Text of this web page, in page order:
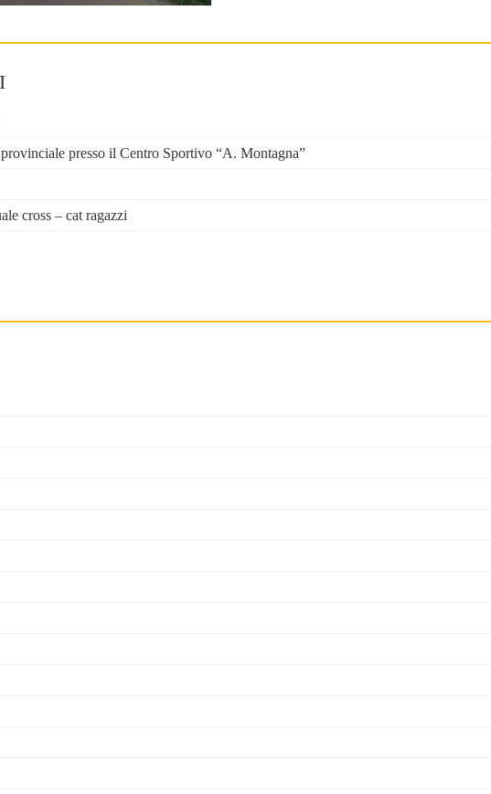
presso il Centro Sportivo “A. Montagna”
cross – cat ragazzi